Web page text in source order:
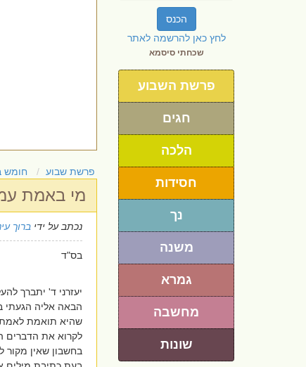
הכנס
לחץ כאן להרשמה לאתר
שכחתי סיסמא
פרשת השבוע
חגים
הלכה
חסידות
נך
משנה
גמרא
מחשבה
שונות
פרשת שבוע חומש
מי באמת
נכתב על ידי ברוך
בס"ד
יעזרני ד' יתברך
הבאה אליה הגעתי
שהיא תואמת לאמת
לקרוא את הדברים
בחשבון שאין מקור